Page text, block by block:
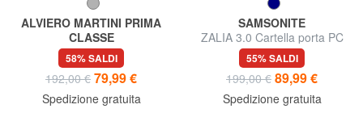
ALVIERO MARTINI PRIMA
CLASSE
BUSINESS Cartella
messenger porta pc 13"
58% SALDI
192,00 € 79,99 €
Spedizione gratuita
SAMSONITE
ZALIA 3.0 Cartella porta PC
14,1"
55% SALDI
199,00 € 89,99 €
Spedizione gratuita